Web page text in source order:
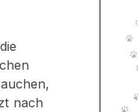
nach